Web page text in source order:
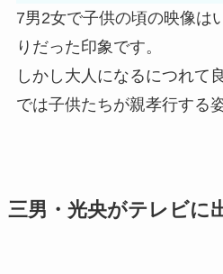
7男2女で子供の頃の映像は
りだった印象です。
しかし大人になるにつれて
では子供たちが親孝行する
三男・光央がテレビに